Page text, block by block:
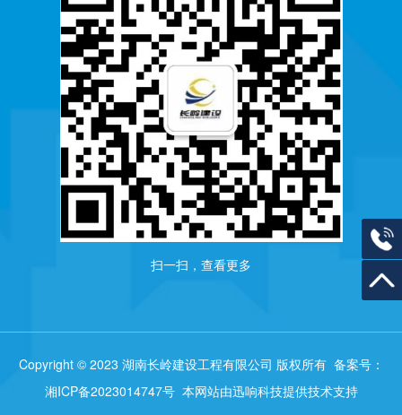
扫一扫，查看更多
Copyright © 2023 湖南长岭建设工程有限公司 版权所有 备案号：
湘ICP备2023014747号本网站由迅响科技提供技术支持
联
返